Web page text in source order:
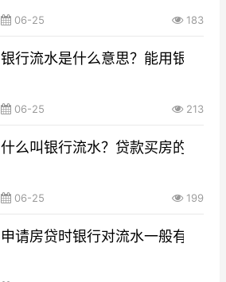
06-25 183
银行流水是什么意思？能用银行流
06-25 213
什么叫银行流水？贷款买房的银行
06-25 199
申请房贷时银行对流水一般有什么